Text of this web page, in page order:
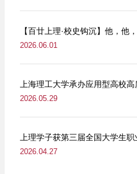
2026.06.01
上海理工大学承办应用型高校
2026.05.29
上理学子获第三届全国大学生
2026.04.27